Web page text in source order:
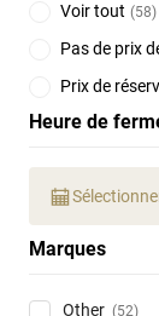
Voir tout (58)
Pas de prix
Prix de
Heure de
Marques
Other (52)